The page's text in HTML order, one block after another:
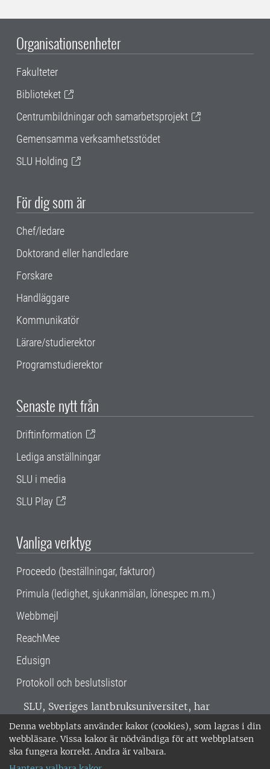
Denna webbplats använder kakor (cookies), som lagras i din
webbläsare. Vissa kakor är nödvändiga för att webbplatsen
ska fungera korrekt. Andra är valbara.
Organisationsenheter
Fakulteter
Biblioteket
Centrumbildningar och samarbetsprojekt
Gemensamma verksamhetsstödet
SLU Holding
För dig som är
Chef/ledare
Doktorand eller handledare
Forskare
Handläggare
Kommunikatör
Lärare/studierektor
Programstudierektor
Senaste nytt från
Driftinformation
Lediga anställningar
SLU i media
SLU Play
Vanliga verktyg
Proceedo (beställningar, fakturor)
Primula (ledighet, sjukanmälan, lönespec m.m.)
Webbmejl
ReachMee
Edusign
Protokoll och beslutslistor
SLU, Sveriges lantbruksuniversitet, har
verksamhet över hela Sverige. Huvudorter är
Alnarp, Uppsala och Umeå.SLU är
miljöcertifierat enligt ISO 14001. •
018-67 10 00 • Org nr: 202100-2817 •